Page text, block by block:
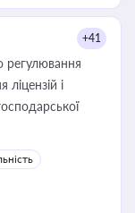
+41
регулювання
і